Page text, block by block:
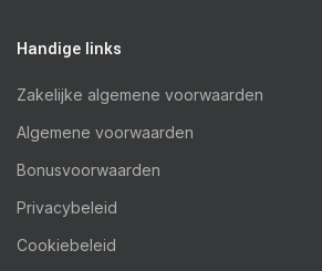
Handige links
Zakelijke algemene voorwaarden
Algemene voorwaarden
Bonusvoorwaarden
Privacybeleid
Cookiebeleid